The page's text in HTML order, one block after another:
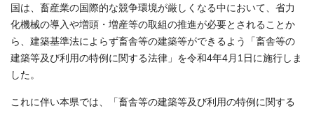
国は、畜産業の国際的な競争環境が厳しくなる中において、省力
化機械の導入や増頭・増産等の取組の推進が必要とされることか
ら、建築基準法によらず畜舎等の建築等ができるよう「畜舎等の
建築等及び利用の特例に関する法律」を令和4年4月1日に施行しま
した。
これに伴い本県では、「畜舎等の建築等及び利用の特例に関する